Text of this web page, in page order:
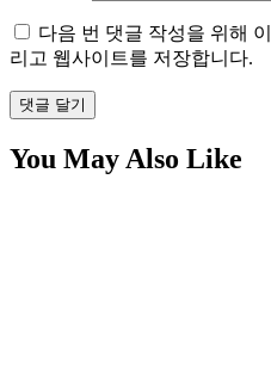
다음 번 댓글 작성을 위해
리고 웹사이트를 저장합니다.
댓글 달기
You May Also Like